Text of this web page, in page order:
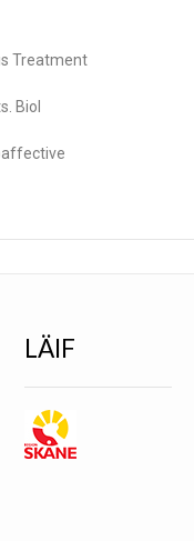
Treatment
Biol
LÄIF